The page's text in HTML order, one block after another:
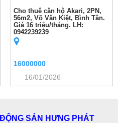
Cho thuê căn hộ Akari, 2PN,
56m2, Võ Văn Kiệt, Bình Tân.
Giá 16 triệu/tháng. LH:
0942239239
16000000
16/01/2026
SẢN HƯNG PHÁT